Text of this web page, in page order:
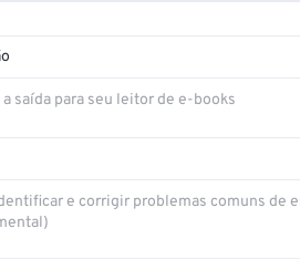
saída para seu leitor de e-books
e corrigir problemas comuns de